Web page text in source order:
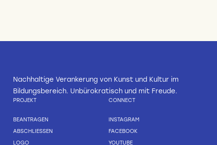
Nachhaltige Verankerung von Kunst und Kultur im
Bildungsbereich. Unbürokratisch und mit Freude.
PROJEKT
BEANTRAGEN
ABSCHLIESSEN
LOGO
CONNECT
INSTAGRAM
FACEBOOK
YOUTUBE